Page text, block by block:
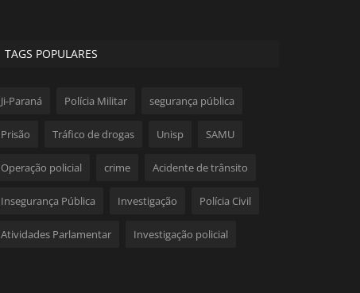
TAGS POPULARES
Ji-Paraná Polícia Militar segurança pública
Prisão Tráfico de drogas Unisp SAMU
Operação policial crime Acidente de trânsito
Insegurança Pública Investigação Polícia Civil
Atividades Parlamentar Investigação policial